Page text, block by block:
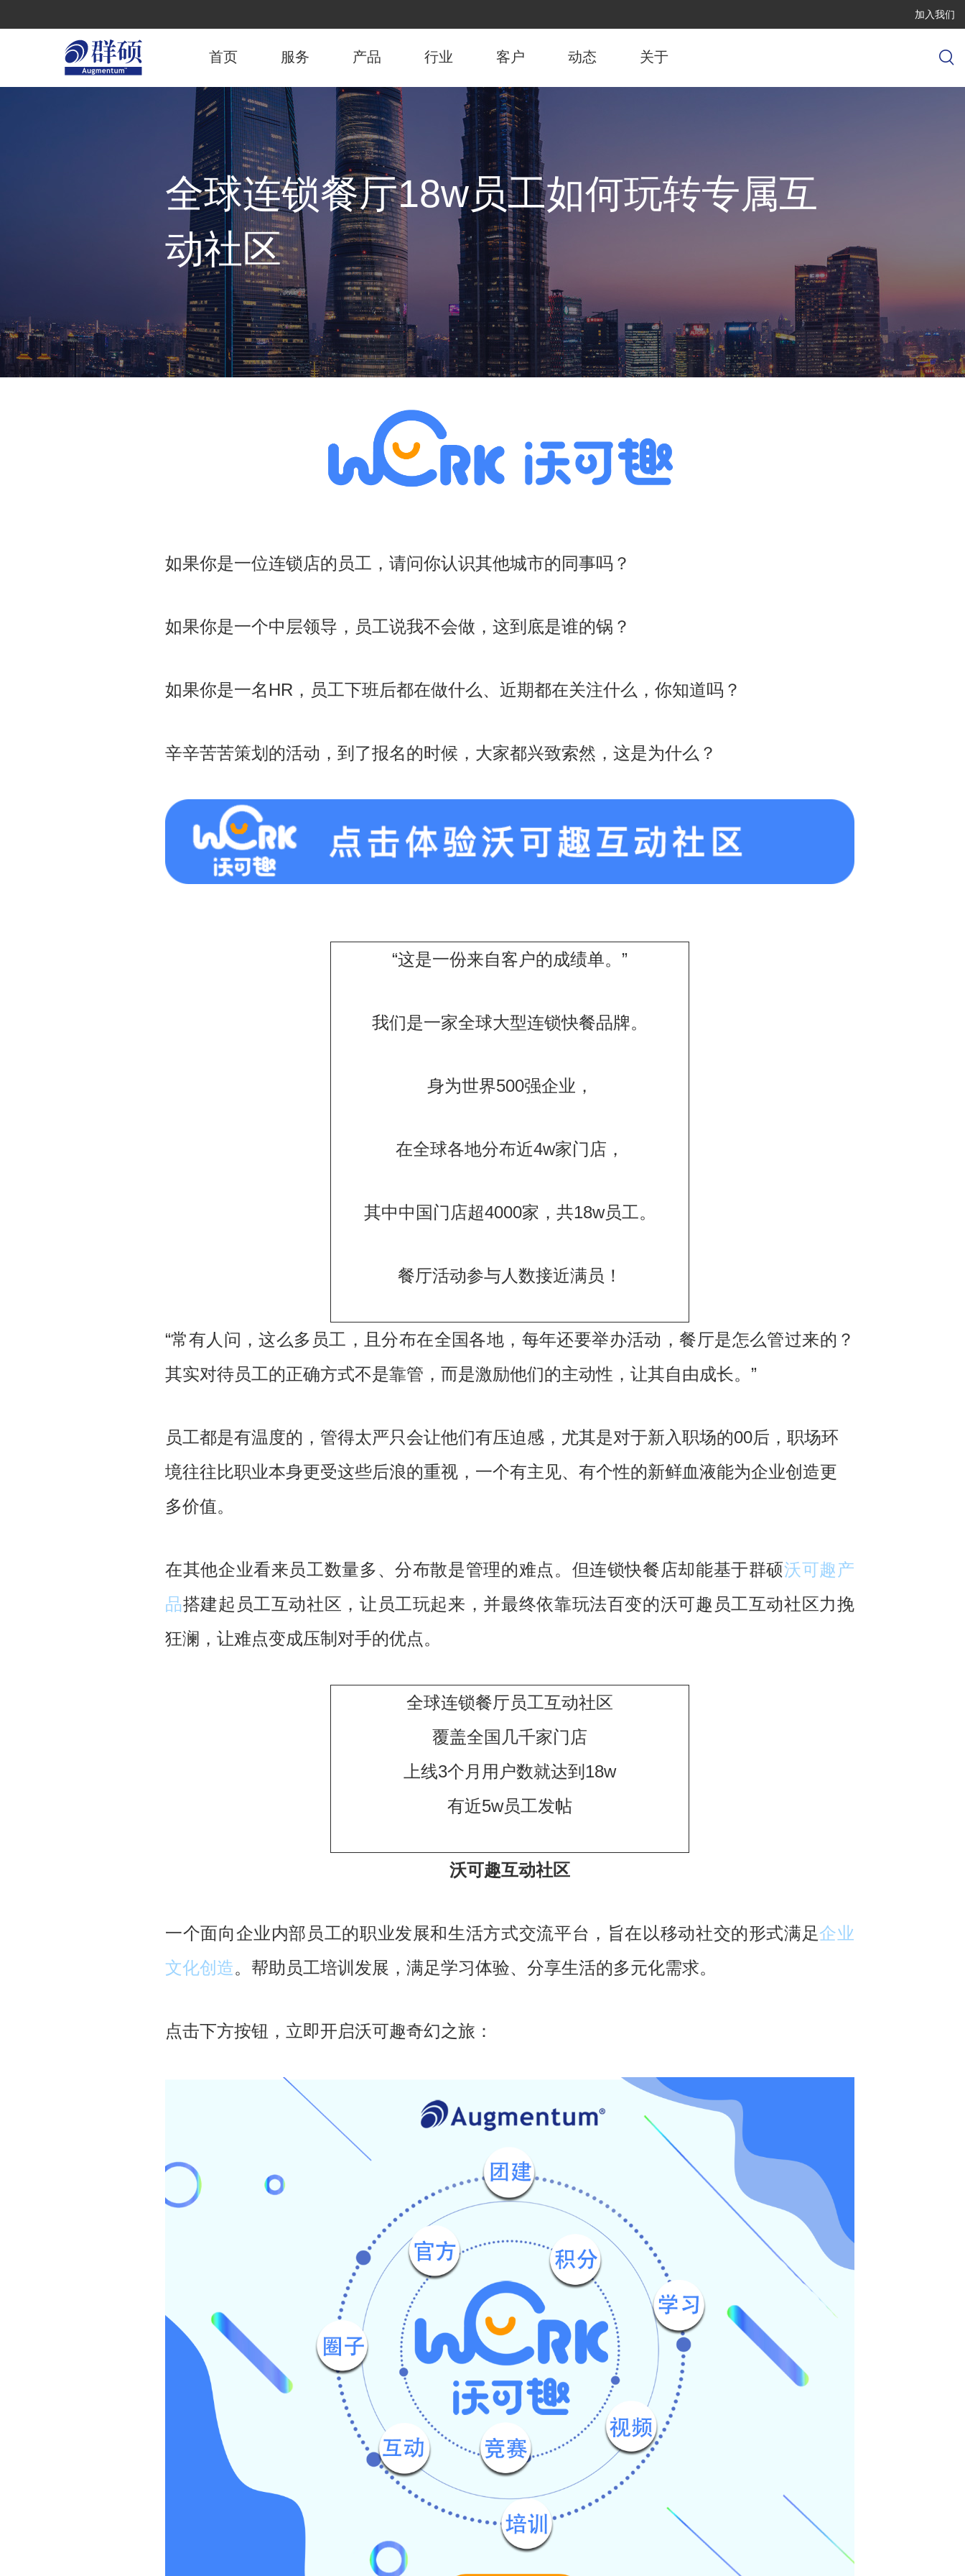
加入我们
航
首页 服务 产品 行业 客户 动态 关于
全球连锁餐厅18w员工如何玩转专属互
动社区
如果你是一位连锁店的员工，请问你认识其他城市的同事吗？
如果你是一个中层领导，员工说我不会做，这到底是谁的锅？
如果你是一名HR，员工下班后都在做什么、近期都在关注什么，你知道吗？
辛辛苦苦策划的活动，到了报名的时候，大家都兴致索然，这是为什么？
“这是一份来自客户的成绩单。”
我们是一家全球大型连锁快餐品牌。
身为世界500强企业，
在全球各地分布近4w家门店，
其中中国门店超4000家，共18w员工。
餐厅活动参与人数接近满员！
“常有人问，这么多员工，且分布在全国各地，每年还要举办活动，餐厅是怎么管过来的？
其实对待员工的正确方式不是靠管，而是激励他们的主动性，让其自由成长。”
员工都是有温度的，管得太严只会让他们有压迫感，尤其是对于新入职场的00后，职场环
境往往比职业本身更受这些后浪的重视，一个有主见、有个性的新鲜血液能为企业创造更
多价值。
在其他企业看来员工数量多、分布散是管理的难点。但连锁快餐店却能基于群硕沃可趣产
品搭建起员工互动社区，让员工玩起来，并最终依靠玩法百变的沃可趣员工互动社区力挽
狂澜，让难点变成压制对手的优点。
全球连锁餐厅员工互动社区
覆盖全国几千家门店
上线3个月用户数就达到18w
有近5w员工发帖
沃可趣互动社区
一个面向企业内部员工的职业发展和生活方式交流平台，旨在以移动社交的形式满足企业
文化创造。帮助员工培训发展，满足学习体验、分享生活的多元化需求。
点击下方按钮，立即开启沃可趣奇幻之旅：